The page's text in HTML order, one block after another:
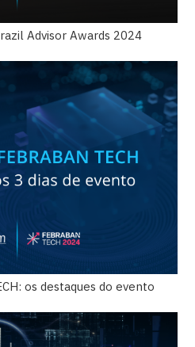
Advisor Awards 2024
os destaques do evento